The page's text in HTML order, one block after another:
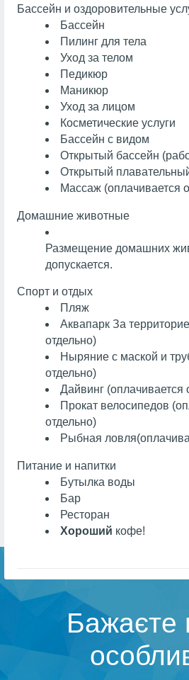
Бассейн и оздоровительные
Бассейн
Пилинг для тела
Уход за телом
Педикюр
Маникюр
Уход за лицом
Косметические услуги
Бассейн с видом
Открытый бассейн
Открытый
Массаж (оплачивается
Домашние животные
Размещение домашних
допускается.
Спорт и отдых
Пляж
АквапаркЗа
отдельно)
Ныряние с маской и
отдельно)
Дайвинг (оплачивается
Прокат велосипедов
отдельно)
Рыбная ловля
Питание и напитки
Бутылка воды
Бар
Ресторан
Хороший кофе!
Бажаєте